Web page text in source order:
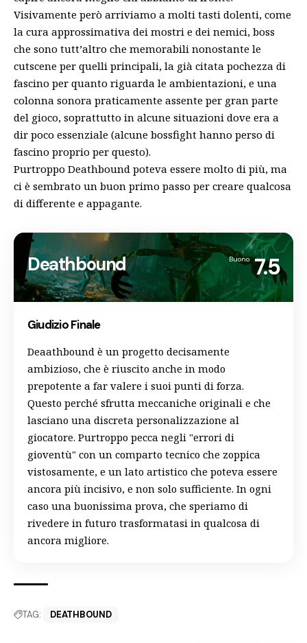
Visivamente però arriviamo a molti tasti dolenti, come
la cura approssimativa dei mostri e dei nemici, boss
che sono tutt’altro che memorabili nonostante le
cutscene per quelli principali, la già citata pochezza di
fascino per quanto riguarda le ambientazioni, e una
colonna sonora praticamente assente per gran parte
del gioco, soprattutto in alcune situazioni dove era a
dir poco essenziale (alcune bossfight hanno perso di
fascino proprio per questo).
Purtroppo Deathbound poteva essere molto di più, ma
ci è sembrato un buon primo passo per creare qualcosa
di differente e appagante.
Deathbound Buono 7.5
Giudizio Finale
Deaathbound è un progetto decisamente
ambizioso, che è riuscito anche in modo
prepotente a far valere i suoi punti di forza.
Questo perché sfrutta meccaniche originali e che
lasciano una discreta personalizzazione al
giocatore. Purtroppo pecca negli "errori di
gioventù" con un comparto tecnico che zoppica
vistosamente, e un lato artistico che poteva essere
ancora più incisivo, e non solo sufficiente. In ogni
caso una buonissima prova, che speriamo di
rivedere in futuro trasformatasi in qualcosa di
ancora migliore.
TAG: DEATHBOUND